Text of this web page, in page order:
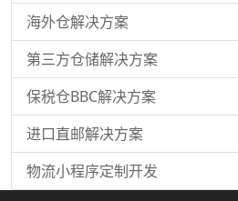
海外仓解决方案
第三方仓储解决方案
保税仓BBC解决方案
进口直邮解决方案
物流小程序定制开发